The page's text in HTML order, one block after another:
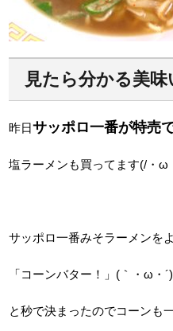
見たら分かる美味
昨日サッポロ一番が特売
塩ラーメンも買ってます(/・ω
サッポロ一番みそラーメンを
「コーンバター！」(｀・ω・´)
と秒で決まったのでコーンも